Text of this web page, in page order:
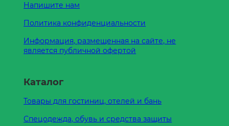
Напишите нам
Политика конфиденциальности
Информация, размещенная на сайте, не
является публичной офертой
Каталог
Товары для гостиниц, отелей и бань
Спецодежда, обувь и средства защиты